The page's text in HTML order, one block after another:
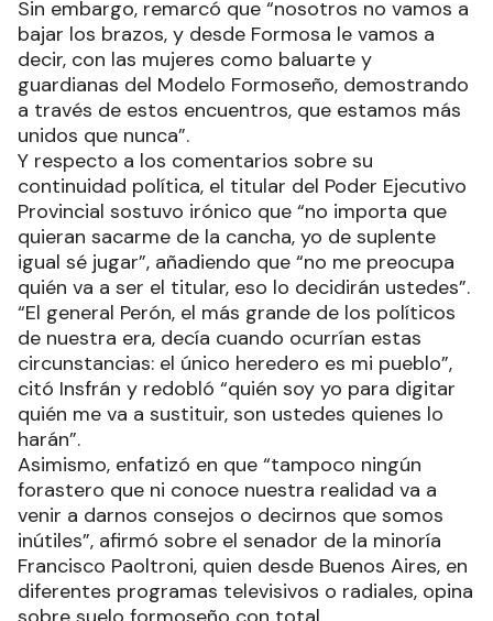
Sin embargo, remarcó que “nosotros no vamos a
bajar los brazos, y desde Formosa le vamos a
decir, con las mujeres como baluarte y
guardianas del Modelo Formoseño, demostrando
a través de estos encuentros, que estamos más
unidos que nunca”.
Y respecto a los comentarios sobre su
continuidad política, el titular del Poder Ejecutivo
Provincial sostuvo irónico que “no importa que
quieran sacarme de la cancha, yo de suplente
igual sé jugar”, añadiendo que “no me preocupa
quién va a ser el titular, eso lo decidirán ustedes”.
“El general Perón, el más grande de los políticos
de nuestra era, decía cuando ocurrían estas
circunstancias: el único heredero es mi pueblo”,
citó Insfrán y redobló “quién soy yo para digitar
quién me va a sustituir, son ustedes quienes lo
harán”.
Asimismo, enfatizó en que “tampoco ningún
forastero que ni conoce nuestra realidad va a
venir a darnos consejos o decirnos que somos
inútiles”, afirmó sobre el senador de la minoría
Francisco Paoltroni, quien desde Buenos Aires, en
diferentes programas televisivos o radiales, opina